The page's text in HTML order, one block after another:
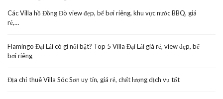
Các Villa hồ Đồng Đò view đẹp, bể bơi riêng, khu vực nước BBQ, giá
rẻ,…
Flamingo Đại Lải có gì nổi bật? Top 5 Villa Đại Lải giá rẻ, view đẹp, bể
bơi riêng
Địa chỉ thuê Villa Sóc Sơn uy tín, giá rẻ, chất lượng dịch vụ tốt